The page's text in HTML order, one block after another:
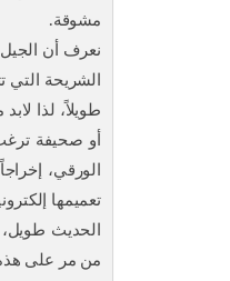
مشوقة.
نعرف أن الجيل
الشريحة التي
طويلاً، لذا
أو صحيفة
الورقي،
تعميمها
الحديث طويل،
من مر على هذه